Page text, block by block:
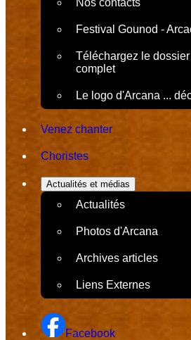
Nos contacts
Festival Gounod -
Téléchargez le
complet
Le logo d'Arcana ...
Venez chanter
Choristes
Actualités et médias
Actualités
Photos d'Arcana
Archives articles
Liens Externes
Facebook